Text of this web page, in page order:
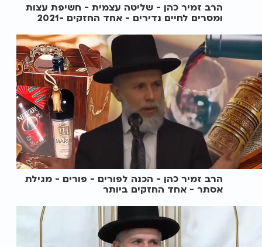
הרב זמיר כהן - שליטה עצמית - חשיפת עצות
ומסרים לחיים נדירים - אחד החזקים -2021
הרב זמיר כהן - הכנה לפורים - פורים - מגילת
אסתר - אחד החזקים ביותר